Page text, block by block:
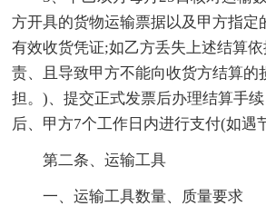
方开具的货物运输票据以及甲方指定
有效收货凭证;如乙方丢失上述结算
责、且导致甲方不能向收货方结算的
担。)、提交正式发票后办理结算手
后、甲方7个工作日内进行支付(如遇
第二条、运输工具
一、运输工具数量、质量要求